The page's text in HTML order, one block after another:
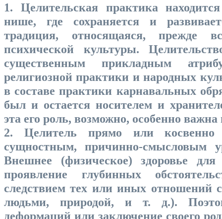
1. Целительская практика
нише, где сохраняется и
традиция, относящаяся, прежде
психической культуры.
существенным прикладным
религиозной практики и народных
в составе практики карнавальных
был и остается носителем и
эта его роль, возможно, особенно
2. Целитель прямо или косвенно
сущностным, причинно-смысловым
Внешнее (физическое) здоровье для
проявление глубинных
следствием тех или иных отношений
людьми, природой, и т. д.).
деформаций или заключение своего